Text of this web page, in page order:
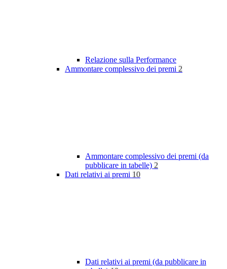
Relazione sulla Performance
Ammontare complessivo dei premi 2
Ammontare complessivo dei premi (da
pubblicare in tabelle) 2
Dati relativi ai premi 10
Dati relativi ai premi (da pubblicare in